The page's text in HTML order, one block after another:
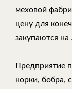
меховой
цену для
закупаются
Предприятие
норки, бобра,